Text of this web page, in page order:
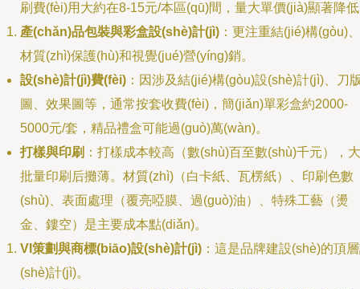
刷費(fèi)用大約在8-15元/本區(qū)間，量大單價(jià)顯著降
產(chǎn)品包裝與彩盒設(shè)計(jì) ：更注重結(jié)構(gòu)、
材質(zhì)保護(hù)和視覺(jué)營(yíng)銷。
設(shè)計(jì)費(fèi) ：因涉及結(jié)構(gòu)設(shè)計(jì)、刀
圖、效果圖等，通常按套收費(fèi)，簡(jiǎn)單彩盒約2000-
5000元/套，精品禮盒可能過(guò)萬(wàn)。
打樣與印刷 ：打樣成本較高（數(shù)百至數(shù)千元），大
批量印刷后攤薄。材質(zhì)（白卡紙、瓦楞紙）、印刷色數
(shù)、表面處理（覆亮啞膜、過(guò)油）、特殊工藝（燙
金、鏤空）是主要成本點(diǎn)。
VI策劃與商標(biāo)設(shè)計(jì) ：這是品牌建設(shè)的頂
(shè)計(jì)。